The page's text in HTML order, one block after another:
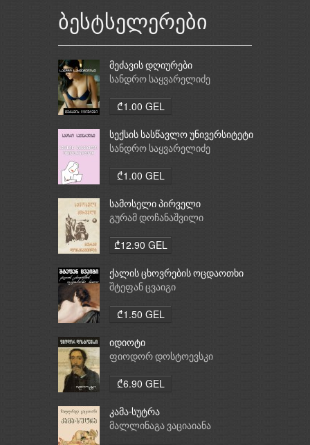
ბესტსელერები
მეძავის დღიურები
სანდრო საყვარელიძე
₾1.00 GEL
სექსის სასწავლო უნივერსიტეტი
სანდრო საყვარელიძე
₾1.00 GEL
სამოსელი პირველი
გურამ დოჩანაშვილი
₾12.90 GEL
ქალის ცხოვრების ოცდაოთხი
საათი
შტეფან ცვაიგი
₾1.50 GEL
იდიოტი
ფიოდორ დოსტოევსკი
₾6.90 GEL
კამა-სუტრა
მალლინაგა ვაციაიანა